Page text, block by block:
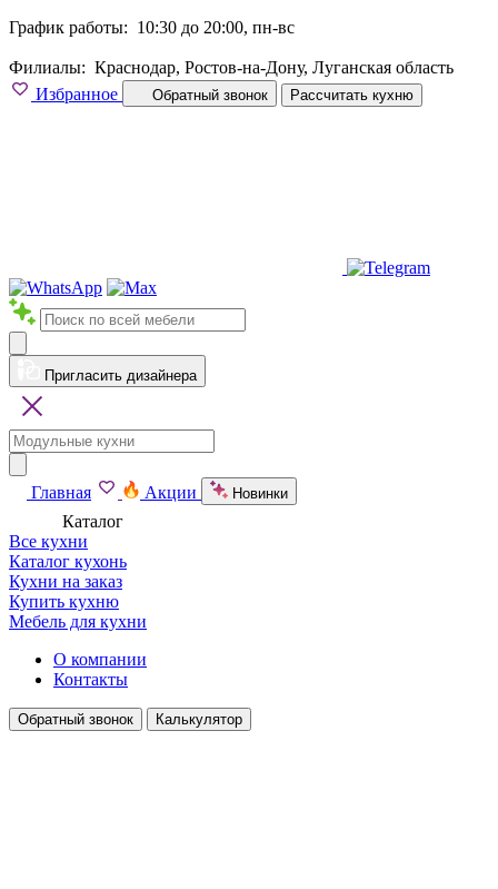
График работы: 10:30 до 20:00, пн-вс
Филиалы: Краснодар, Ростов-на-Дону, Луганская область
Избранное
Обратный звонок Рассчитать кухню
Пригласить дизайнера
Главная Акции Новинки
Каталог
Все кухни
Каталог кухонь
Кухни на заказ
Купить кухню
Мебель для кухни
О компании
Контакты
Обратный звонок Калькулятор